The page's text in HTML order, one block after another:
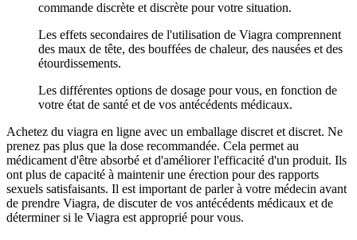
commande discrète et discrète pour votre situation.
Les effets secondaires de l'utilisation de Viagra comprennent
des maux de tête, des bouffées de chaleur, des nausées et des
étourdissements.
Les différentes options de dosage pour vous, en fonction de
votre état de santé et de vos antécédents médicaux.
Achetez du viagra en ligne avec un emballage discret et discret. Ne
prenez pas plus que la dose recommandée. Cela permet au
médicament d'être absorbé et d'améliorer l'efficacité d'un produit. Ils
ont plus de capacité à maintenir une érection pour des rapports
sexuels satisfaisants. Il est important de parler à votre médecin avant
de prendre Viagra, de discuter de vos antécédents médicaux et de
déterminer si le Viagra est approprié pour vous.